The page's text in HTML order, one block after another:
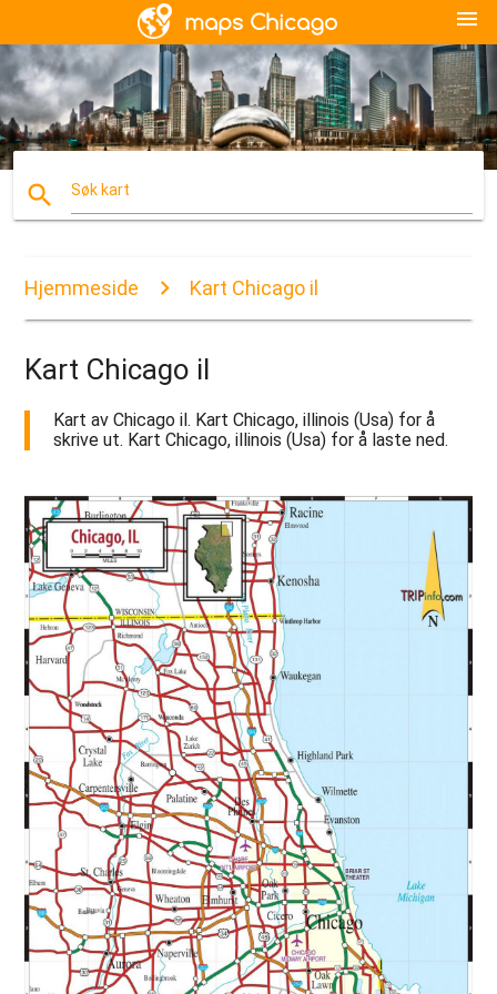
menu
search Søk kart
Hjemmeside Kart Chicago il
Kart Chicago il
Kart av Chicago il. Kart Chicago, illinois (Usa) for å
skrive ut. Kart Chicago, illinois (Usa) for å laste ned.